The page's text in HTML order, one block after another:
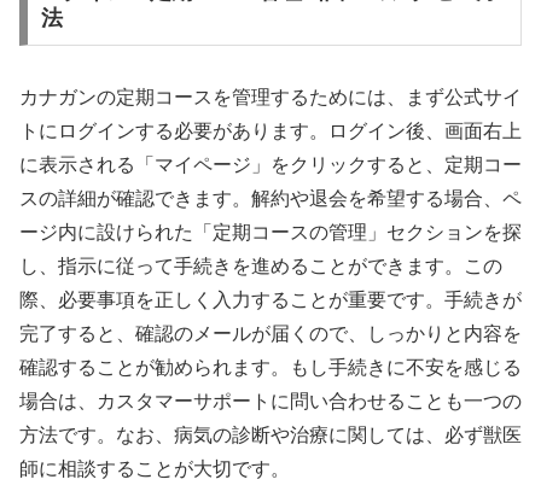
法
カナガンの定期コースを管理するためには、まず公式サイ
トにログインする必要があります。ログイン後、画面右上
に表示される「マイページ」をクリックすると、定期コー
スの詳細が確認できます。解約や退会を希望する場合、ペ
ージ内に設けられた「定期コースの管理」セクションを探
し、指示に従って手続きを進めることができます。この
際、必要事項を正しく入力することが重要です。手続きが
完了すると、確認のメールが届くので、しっかりと内容を
確認することが勧められます。もし手続きに不安を感じる
場合は、カスタマーサポートに問い合わせることも一つの
方法です。なお、病気の診断や治療に関しては、必ず獣医
師に相談することが大切です。